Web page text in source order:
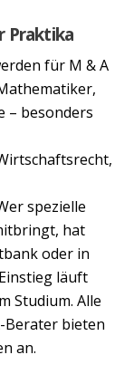
Praktika
für M & A
– besonders
spezielle
hat
oder in
läuft
Studium. Alle
Berater bieten
an.